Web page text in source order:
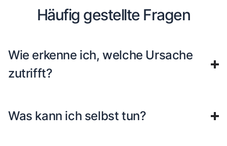
Häufig gestellte Fragen
Wie erkenne ich, welche Ursache
zutrifft?
Was kann ich selbst tun?